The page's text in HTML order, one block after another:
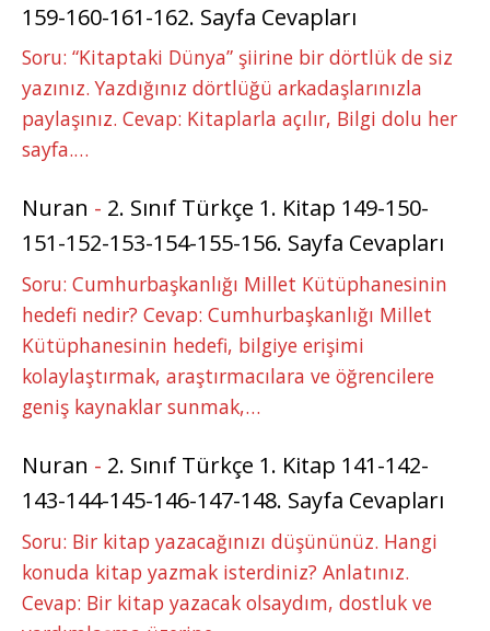
159-160-161-162. Sayfa Cevapları
Soru: “Kitaptaki Dünya” şiirine bir dörtlük de siz
yazınız. Yazdığınız dörtlüğü arkadaşlarınızla
paylaşınız. Cevap: Kitaplarla açılır, Bilgi dolu her
sayfa.…
Nuran - 2. Sınıf Türkçe 1. Kitap 149-150-
151-152-153-154-155-156. Sayfa Cevapları
Soru: Cumhurbaşkanlığı Millet Kütüphanesinin
hedefi nedir? Cevap: Cumhurbaşkanlığı Millet
Kütüphanesinin hedefi, bilgiye erişimi
kolaylaştırmak, araştırmacılara ve öğrencilere
geniş kaynaklar sunmak,…
Nuran - 2. Sınıf Türkçe 1. Kitap 141-142-
143-144-145-146-147-148. Sayfa Cevapları
Soru: Bir kitap yazacağınızı düşününüz. Hangi
konuda kitap yazmak isterdiniz? Anlatınız.
Cevap: Bir kitap yazacak olsaydım, dostluk ve